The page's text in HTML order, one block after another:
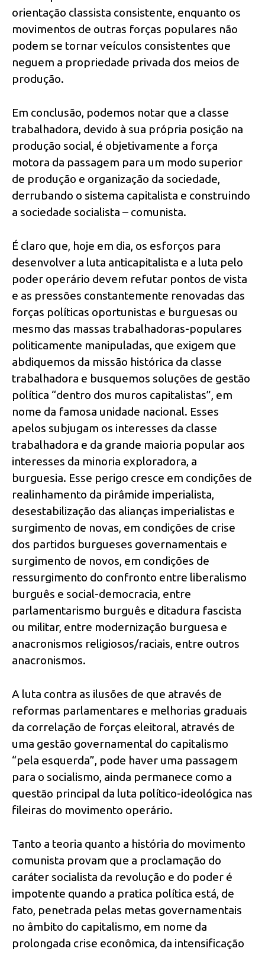
orientação classista consistente, enquanto os
movimentos de outras forças populares não
podem se tornar veículos consistentes que
neguem a propriedade privada dos meios de
produção.
Em conclusão, podemos notar que a classe
trabalhadora, devido à sua própria posição na
produção social, é objetivamente a força
motora da passagem para um modo superior
de produção e organização da sociedade,
derrubando o sistema capitalista e construindo
a sociedade socialista – comunista.
É claro que, hoje em dia, os esforços para
desenvolver a luta anticapitalista e a luta pelo
poder operário devem refutar pontos de vista
e as pressões constantemente renovadas das
forças políticas oportunistas e burguesas ou
mesmo das massas trabalhadoras-populares
politicamente manipuladas, que exigem que
abdiquemos da missão histórica da classe
trabalhadora e busquemos soluções de gestão
política “dentro dos muros capitalistas”, em
nome da famosa unidade nacional. Esses
apelos subjugam os interesses da classe
trabalhadora e da grande maioria popular aos
interesses da minoria exploradora, a
burguesia. Esse perigo cresce em condições de
realinhamento da pirâmide imperialista,
desestabilização das alianças imperialistas e
surgimento de novas, em condições de crise
dos partidos burgueses governamentais e
surgimento de novos, em condições de
ressurgimento do confronto entre liberalismo
burguês e social-democracia, entre
parlamentarismo burguês e ditadura fascista
ou militar, entre modernização burguesa e
anacronismos religiosos/raciais, entre outros
anacronismos.
A luta contra as ilusões de que através de
reformas parlamentares e melhorias graduais
da correlação de forças eleitoral, através de
uma gestão governamental do capitalismo
“pela esquerda”, pode haver uma passagem
para o socialismo, ainda permanece como a
questão principal da luta político-ideológica nas
fileiras do movimento operário.
Tanto a teoria quanto a história do movimento
comunista provam que a proclamação do
caráter socialista da revolução e do poder é
impotente quando a pratica política está, de
fato, penetrada pelas metas governamentais
no âmbito do capitalismo, em nome da
prolongada crise econômica, da intensificação